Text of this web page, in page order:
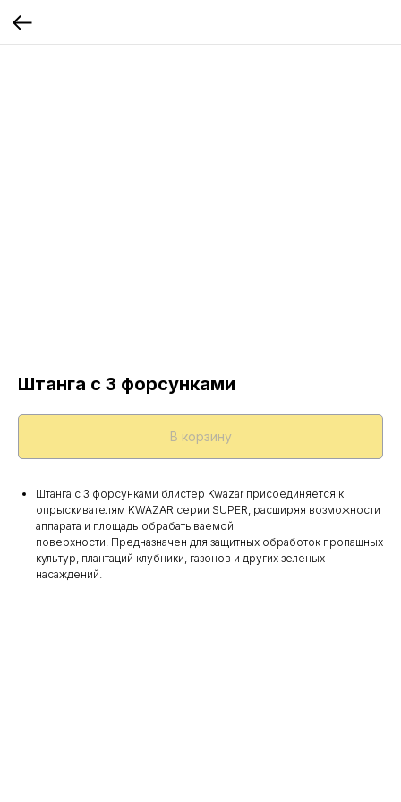
Штанга с 3 форсунками
В корзину
Штанга с 3 форсунками блистер Kwazar присоединяется к
опрыскивателям KWAZAR серии SUPER, расширяя возможности
аппарата и площадь обрабатываемой
поверхности. Предназначен для защитных обработок пропашных
культур, плантаций клубники, газонов и других зеленых
насаждений.